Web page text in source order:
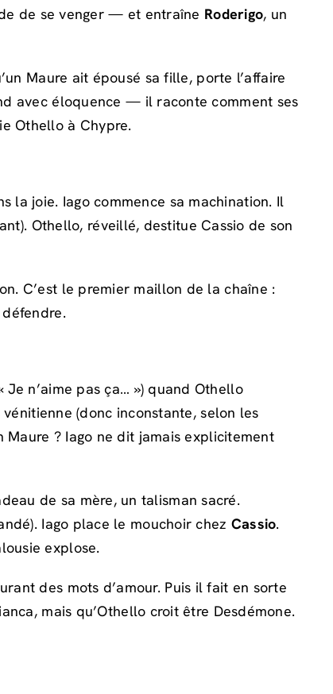
de se venger — et entraîne Roderigo, un
Maure ait épousé sa fille, porte l’affaire
avec éloquence — il raconte comment ses
Othello à Chypre.
joie. Iago commence sa machination. Il
Othello, réveillé, destitue Cassio de son
C’est le premier maillon de la chaîne :
Je n’aime pas ça… ») quand Othello
(donc inconstante, selon les
? Iago ne dit jamais explicitement
de sa mère, un talisman sacré.
Iago place le mouchoir chez Cassio.
explose.
des mots d’amour. Puis il fait en sorte
mais qu’Othello croit être Desdémone.